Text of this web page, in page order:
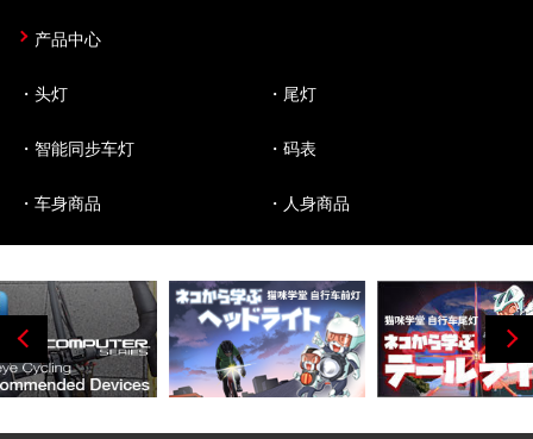
产品中心
头灯 尾灯
智能同步车灯 码表
车身商品 人身商品